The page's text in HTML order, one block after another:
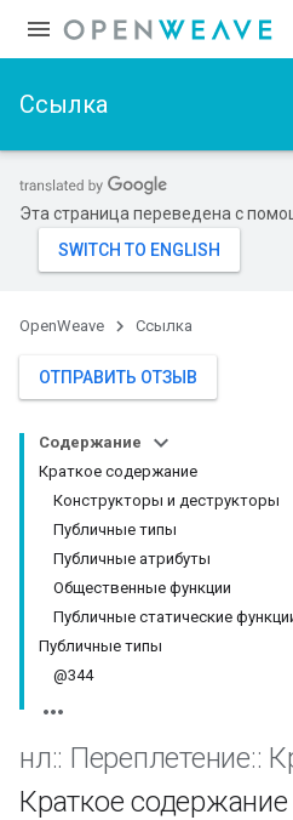
Ссылка
Эта страница переведена с
OpenWeave Ссылка
ОТПРАВИТЬ ОТЗЫВ
Содержание
Краткое содержание
Конструкторы и деструкторы
Публичные типы
Публичные атрибуты
Общественные функции
Публичные статические
Публичные типы
@344
нл:: Переплетение::
Краткое содержание